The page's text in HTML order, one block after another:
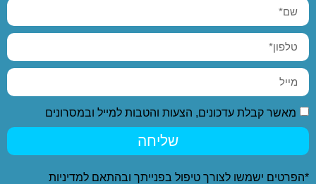
מאשר קבלת עדכונים, הצעות והטבות למייל ובמסרונים
שליחה
*הפרטים ישמשו לצורך טיפול בפנייתך ובהתאם למדיניות